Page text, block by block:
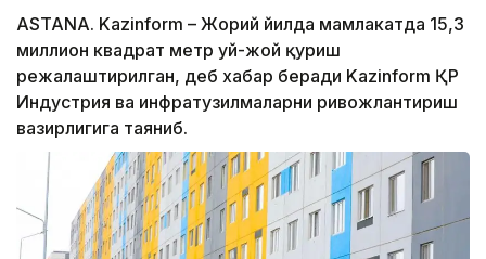
ASTANA. Kazinform – Жорий йилда мамлакатда 15,3
миллион квадрат метр уй-жой қуриш
режалаштирилган, деб хабар беради Kazinform ҚР
Индустрия ва инфратузилмаларни ривожлантириш
вазирлигига таяниб.